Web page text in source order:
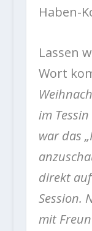
Haben-
Lassen
Wort
im
war das
direkt
Session.
mit